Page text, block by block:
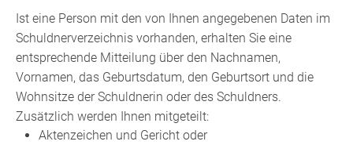
Ist eine Person mit den von Ihnen angegebenen Daten im
Schuldnerverzeichnis vorhanden, erhalten Sie eine
entsprechende Mitteilung über den Nachnamen,
Vornamen, das Geburtsdatum, den Geburtsort und die
Wohnsitze der Schuldnerin oder des Schuldners.
Zusätzlich werden Ihnen mitgeteilt:
Aktenzeichen und Gericht oder